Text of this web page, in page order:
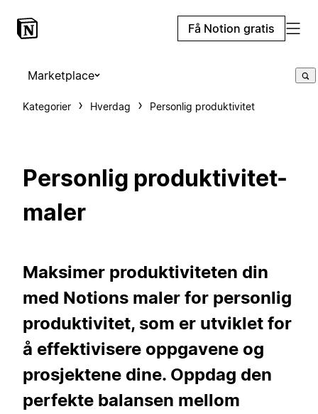
Få Notion gratis
Marketplace
Kategorier Hverdag Personlig produktivitet
Personlig produktivitet-
maler
Maksimer produktiviteten din
med Notions maler for personlig
produktivitet, som er utviklet for
å effektivisere oppgavene og
prosjektene dine. Oppdag den
perfekte balansen mellom